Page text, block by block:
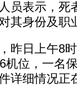
员表示，死
其身份及职
日上午8时
机位，一名
详细情况正